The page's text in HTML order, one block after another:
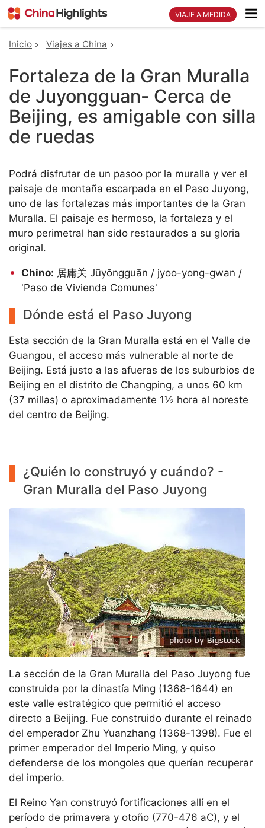
VIAJE A MEDIDA
Inicio Viajes a China
Fortaleza de la Gran Muralla
de Juyongguan- Cerca de
Beijing, es amigable con silla
de ruedas
Podrá disfrutar de un pasoo por la muralla y ver el
paisaje de montaña escarpada en el Paso Juyong,
uno de las fortalezas más importantes de la Gran
Muralla. El paisaje es hermoso, la fortaleza y el
muro perimetral han sido restaurados a su gloria
original.
Chino: 居庸关 Jūyōngguān / jyoo-yong-gwan /
'Paso de Vivienda Comunes'
Dónde está el Paso Juyong
Esta sección de la Gran Muralla está en el Valle de
Guangou, el acceso más vulnerable al norte de
Beijing. Está justo a las afueras de los suburbios de
Beijing en el distrito de Changping, a unos 60 km
(37 millas) o aproximadamente 1½ hora al noreste
del centro de Beijing.
¿Quién lo construyó y cuándo? -
Gran Muralla del Paso Juyong
La sección de la Gran Muralla del Paso Juyong fue
construida por la dinastía Ming (1368-1644) en
este valle estratégico que permitió el acceso
directo a Beijing. Fue construido durante el reinado
del emperador Zhu Yuanzhang (1368-1398). Fue el
primer emperador del Imperio Ming, y quiso
defenderse de los mongoles que querían recuperar
del imperio.
El Reino Yan construyó fortificaciones allí en el
período de primavera y otoño (770-476 aC), y el